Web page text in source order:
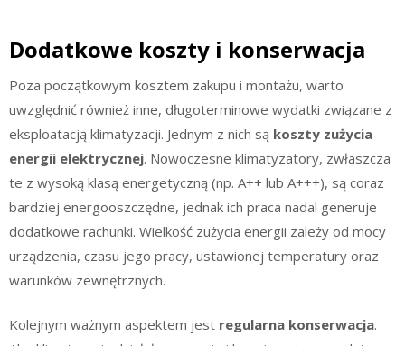
Dodatkowe koszty i konserwacja
Poza początkowym kosztem zakupu i montażu, warto
uwzględnić również inne, długoterminowe wydatki związane z
eksploatacją klimatyzacji. Jednym z nich są koszty zużycia
energii elektrycznej. Nowoczesne klimatyzatory, zwłaszcza
te z wysoką klasą energetyczną (np. A++ lub A+++), są coraz
bardziej energooszczędne, jednak ich praca nadal generuje
dodatkowe rachunki. Wielkość zużycia energii zależy od mocy
urządzenia, czasu jego pracy, ustawionej temperatury oraz
warunków zewnętrznych.
Kolejnym ważnym aspektem jest regularna konserwacja.